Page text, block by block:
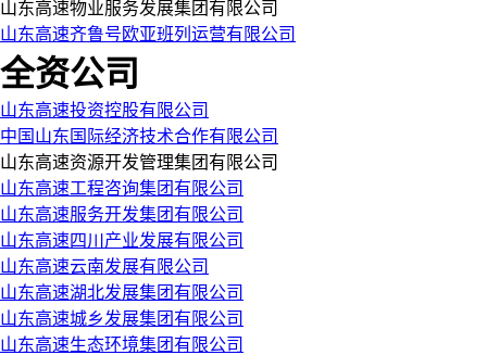
山东高速物业服务发展集团有限公司
山东高速齐鲁号欧亚班列运营有限公司
全资公司
山东高速投资控股有限公司
中国山东国际经济技术合作有限公司
山东高速资源开发管理集团有限公司
山东高速工程咨询集团有限公司
山东高速服务开发集团有限公司
山东高速四川产业发展有限公司
山东高速云南发展有限公司
山东高速湖北发展集团有限公司
山东高速城乡发展集团有限公司
山东高速生态环境集团有限公司